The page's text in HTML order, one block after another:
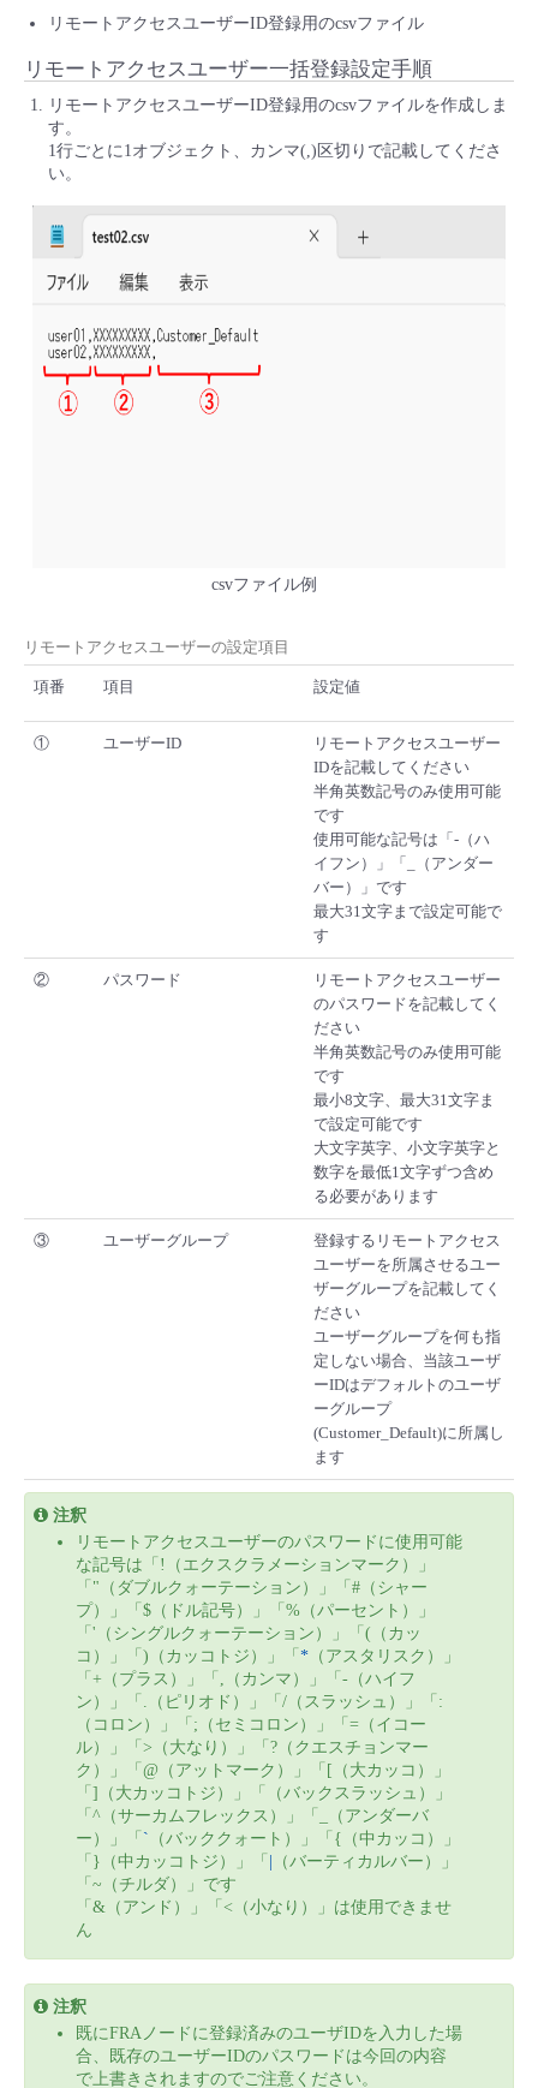
リモートアクセスユーザーID登録用のcsvファイル
リモートアクセスユーザー一括登録設定手順
リモートアクセスユーザーID登録用のcsvファイルを作成しま
す。
1行ごとに1オブジェクト、カンマ(,)区切りで記載してくださ
い。
csvファイル例
リモートアクセスユーザーの設定項目
項番 項目 設定値
① ユーザーID
リモートアクセスユーザー
IDを記載してください
半角英数記号のみ使用可能
です
使用可能な記号は「-（ハ
イフン）」「_（アンダー
バー）」です
最大31文字まで設定可能で
す
② パスワード
リモートアクセスユーザー
のパスワードを記載してく
ださい
半角英数記号のみ使用可能
です
最小8文字、最大31文字ま
で設定可能です
大文字英字、小文字英字と
数字を最低1文字ずつ含め
る必要があります
③ ユーザーグループ
登録するリモートアクセス
ユーザーを所属させるユー
ザーグループを記載してく
ださい
ユーザーグループを何も指
定しない場合、当該ユーザ
ーIDはデフォルトのユーザ
ーグループ
(Customer_Default)に所属し
ます
注釈
リモートアクセスユーザーのパスワードに使用可能
な記号は「!（エクスクラメーションマーク）」
「"（ダブルクォーテーション）」「#（シャー
プ）」「$（ドル記号）」「%（パーセント）」
「'（シングルクォーテーション）」「(（カッ
コ）」「)（カッコトジ）」「 * （アスタリスク）」
「+（プラス）」「,（カンマ）」「-（ハイフ
ン）」「.（ピリオド）」「/（スラッシュ）」「:
（コロン）」「;（セミコロン）」「=（イコー
ル）」「>（大なり）」「?（クエスチョンマー
ク）」「@（アットマーク）」「[（大カッコ）」
「]（大カッコトジ）」「（バックスラッシュ）」
「^（サーカムフレックス）」「_（アンダーバ
ー）」「 ` （バッククォート）」「{（中カッコ）」
「}（中カッコトジ）」「
（バーティカルバー）」
「~（チルダ）」です
「&（アンド）」「<（小なり）」は使用できませ
ん
注釈
既にFRAノードに登録済みのユーザIDを入力した場
合、既存のユーザーIDのパスワードは今回の内容
で上書きされますのでご注意ください。